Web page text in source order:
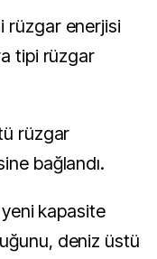
rüzgar enerjisi
tipi rüzgar
rüzgar
bağlandı.
kapasite
deniz üstü